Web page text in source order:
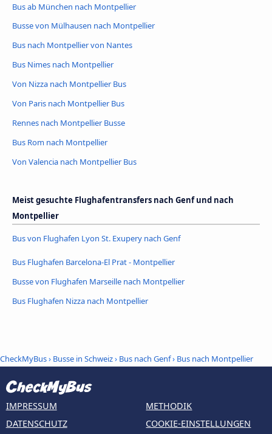
Bus ab München nach Montpellier
Busse von Mülhausen nach Montpellier
Bus nach Montpellier von Nantes
Bus Nimes nach Montpellier
Von Nizza nach Montpellier Bus
Von Paris nach Montpellier Bus
Rennes nach Montpellier Busse
Bus Rom nach Montpellier
Von Valencia nach Montpellier Bus
Meist gesuchte Flughafentransfers nach Genf und nach
Montpellier
Bus von Flughafen Lyon St. Exupery nach Genf
Bus Flughafen Barcelona-El Prat - Montpellier
Busse von Flughafen Marseille nach Montpellier
Bus Flughafen Nizza nach Montpellier
CheckMyBus› Busse in Schweiz› Bus nach Genf› Bus nach Montpellier
IMPRESSUM
DATENSCHUTZ
METHODIK
COOKIE-EINSTELLUNGEN